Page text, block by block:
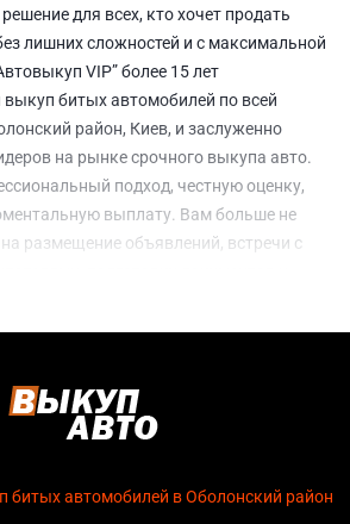
для всех, кто хочет продать
лишних сложностей и с максимальной
VIP” более 15 лет
выкуп битых автомобилей по всей
район, Киев, и заслуженно
на рынке срочного выкупа авто.
подход, честную оценку,
выплату. Вам больше не
размещение объявлений, встречи с
всего за 1 день.
в Оболонский район,
— предварительная стоимость
битых автомобилей в Оболонский район,